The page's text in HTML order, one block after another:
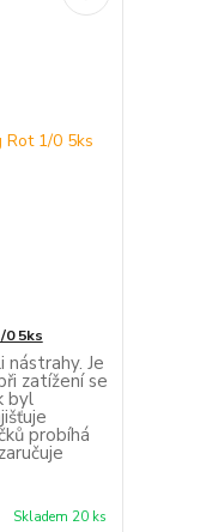
5ks
Je
zatížení se
byl
probíhá
Skladem 20 ks